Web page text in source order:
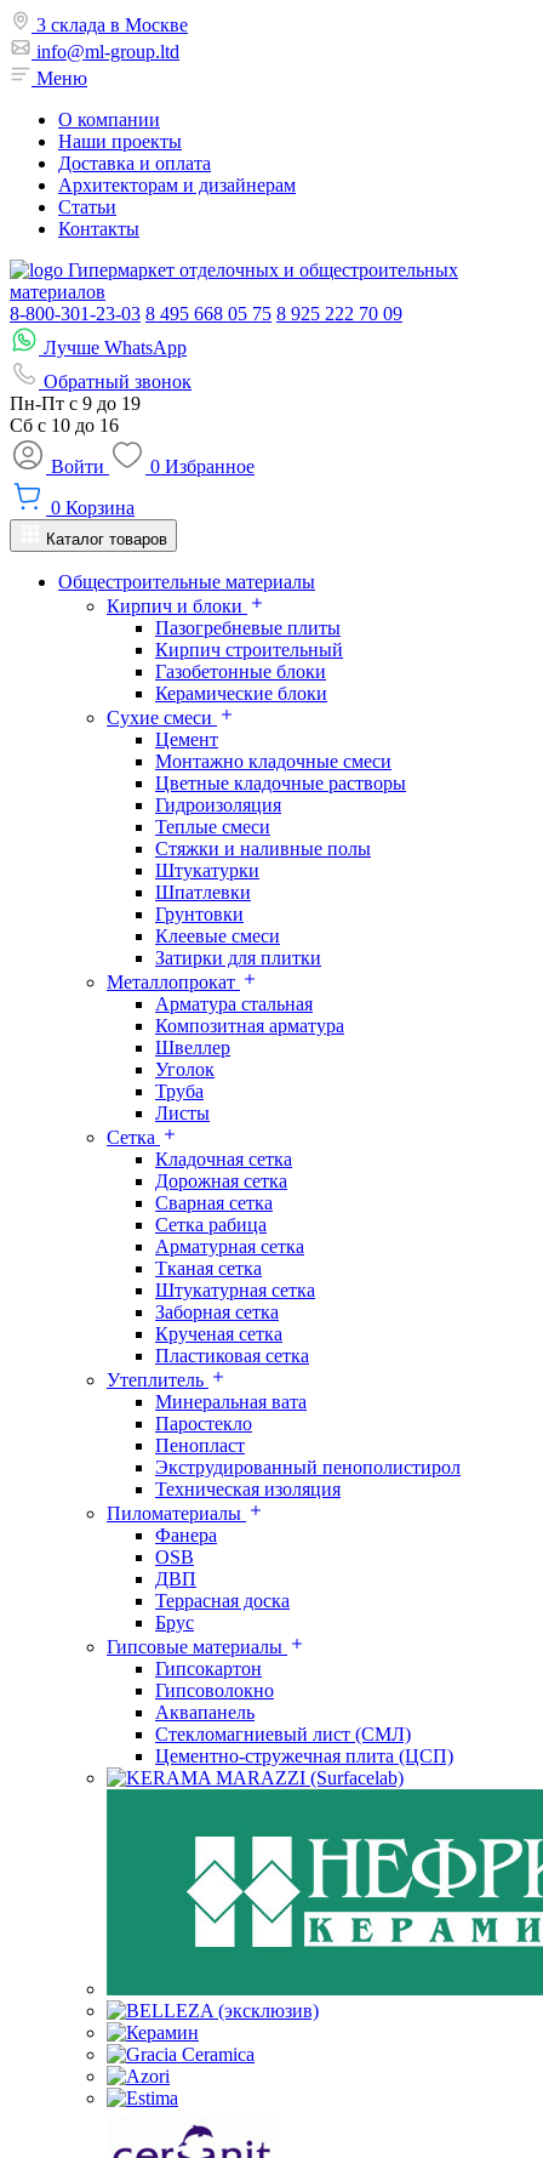
3 склада в Москве
info@ml-group.ltd
Меню
О компании
Наши проекты
Доставка и оплата
Архитекторам и дизайнерам
Статьи
Контакты
Гипермаркет отделочных и общестроительных
материалов
8-800-301-23-03 8 495 668 05 75 8 925 222 70 09
Лучше WhatsApp
Обратный звонок
Пн-Пт с 9 до 19
Сб с 10 до 16
Войти
0 Избранное
0 Корзина
Каталог товаров
Общестроительные материалы
Кирпич и блоки
Пазогребневые плиты
Кирпич строительный
Газобетонные блоки
Керамические блоки
Сухие смеси
Цемент
Монтажно кладочные смеси
Цветные кладочные растворы
Гидроизоляция
Теплые смеси
Стяжки и наливные полы
Штукатурки
Шпатлевки
Грунтовки
Клеевые смеси
Затирки для плитки
Металлопрокат
Арматура стальная
Композитная арматура
Швеллер
Уголок
Труба
Листы
Сетка
Кладочная сетка
Дорожная сетка
Сварная сетка
Сетка рабица
Арматурная сетка
Тканая сетка
Штукатурная сетка
Заборная сетка
Крученая сетка
Пластиковая сетка
Утеплитель
Минеральная вата
Паростекло
Пенопласт
Экструдированный пенополистирол
Техническая изоляция
Пиломатериалы
Фанера
OSB
ДВП
Террасная доска
Брус
Гипсовые материалы
Гипсокартон
Гипсоволокно
Аквапанель
Стекломагниевый лист (СМЛ)
Цементно-стружечная плита (ЦСП)